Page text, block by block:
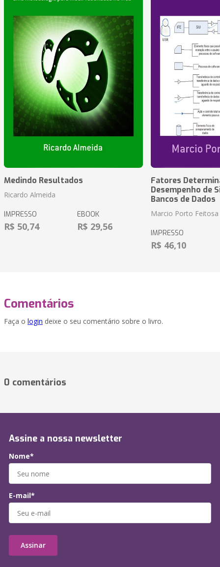
Medindo Resultados
Ricardo Almeida
IMPRESSO
R$ 50,74
EBOOK
R$ 29,56
Fatores
Desempenho de
Bancos de Dados
Marcio Porto Feitosa
IMPRESSO
R$ 46,10
Comentários
Faça o login deixe o seu comentário sobre o livro.
0 comentários
Assine a nossa newsletter
Nome*
E-mail*
Assinar